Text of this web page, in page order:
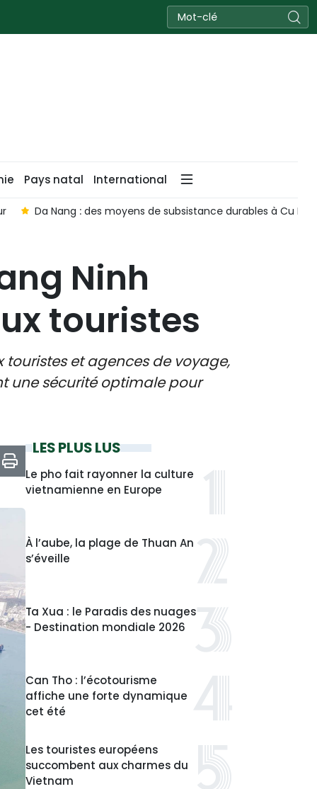
Pays natal International
Da Nang : des moyens de subsistance durables à Cu Lao
Ninh
touristes
et agences de voyage,
une sécurité optimale pour
LES PLUS LUS
Le pho fait rayonner la culture
vietnamienne en Europe
À l’aube, la plage de Thuan An
s’éveille
Ta Xua : le Paradis des nuages
- Destination mondiale 2026
Can Tho : l’écotourisme
affiche une forte dynamique
cet été
Les touristes européens
succombent aux charmes du
Vietnam